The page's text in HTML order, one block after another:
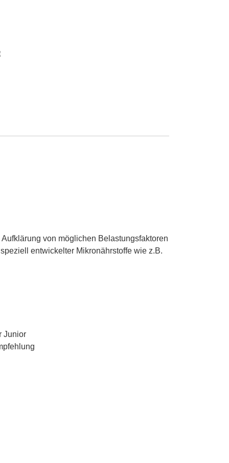
von möglichen Belastungsfaktoren
entwickelter Mikronährstoffe wie z.B.